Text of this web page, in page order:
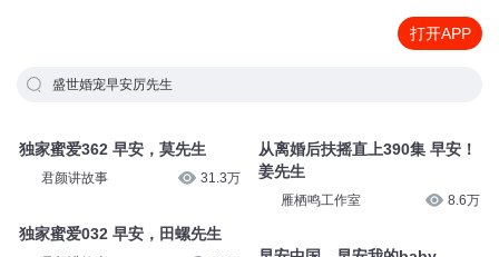
打开APP
盛世婚宠早安厉先生
独家蜜爱362 早安，莫先生
君颜讲故事 31.3万
独家蜜爱032 早安，田螺先生
从离婚后扶摇直上390集 早安！
姜先生
雁栖鸣工作室 8.6万